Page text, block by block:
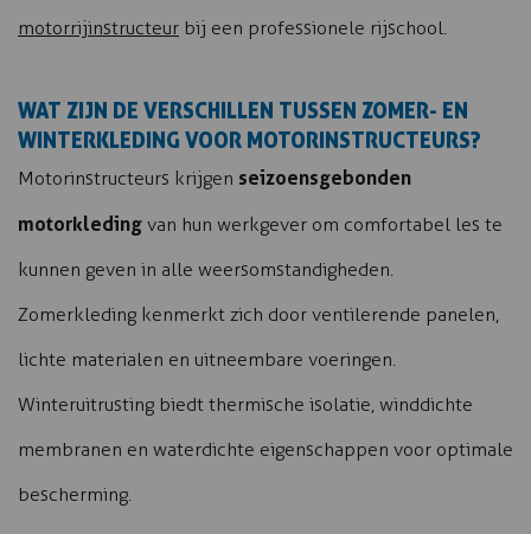
motorrijinstructeur bij een professionele rijschool.
WAT ZIJN DE VERSCHILLEN TUSSEN ZOMER- EN
WINTERKLEDING VOOR MOTORINSTRUCTEURS?
Motorinstructeurs krijgen seizoensgebonden
motorkleding van hun werkgever om comfortabel les te
kunnen geven in alle weersomstandigheden.
Zomerkleding kenmerkt zich door ventilerende panelen,
lichte materialen en uitneembare voeringen.
Winteruitrusting biedt thermische isolatie, winddichte
membranen en waterdichte eigenschappen voor optimale
bescherming.